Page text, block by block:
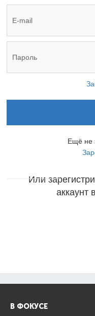
Ещё не
Или
аккаунт
В ФОКУСЕ